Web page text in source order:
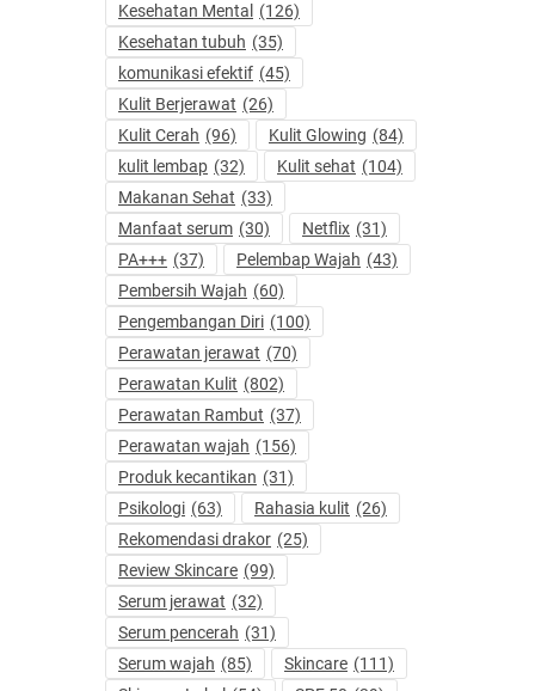
Kesehatan Mental
(126)
Kesehatan tubuh (35)
komunikasi efektif (45)
Kulit Berjerawat (26)
Kulit Cerah (96) Kulit Glowing (84)
kulit lembap (32) Kulit sehat (104)
Makanan Sehat (33)
Manfaat serum (30) Netflix (31)
PA+++ (37) Pelembap Wajah (43)
Pembersih Wajah (60)
Pengembangan Diri (100)
Perawatan jerawat (70)
Perawatan Kulit (802)
Perawatan Rambut (37)
Perawatan wajah (156)
Produk kecantikan (31)
Psikologi (63) Rahasia kulit (26)
Rekomendasi drakor (25)
Review Skincare (99)
Serum jerawat (32)
Serum pencerah (31)
Serum wajah (85) Skincare (111)